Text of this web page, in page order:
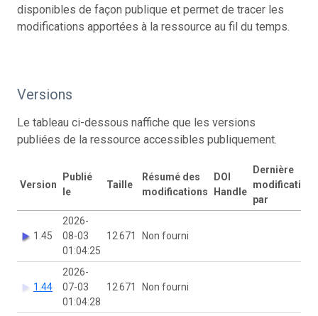
disponibles de façon publique et permet de tracer les
modifications apportées à la ressource au fil du temps.
Versions
Le tableau ci-dessous naffiche que les versions
publiées de la ressource accessibles publiquement.
Version
Publié
le
Taille
Résumé des
modifications
DOI
Handle
Dernière
modification
par
1.45
2026-
08-03
01:04:25
12 671 Non fourni
1.44
2026-
07-03
01:04:28
12 671 Non fourni